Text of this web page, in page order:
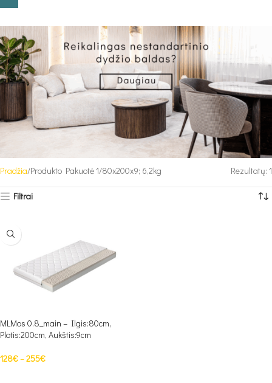
Pradžia Produkto Pakuotė 1 80x200x9; 6,2kg Rezultatų: 1
Filtrai
MLMos 0.8_main – Ilgis:80cm,
Plotis:200cm, Aukštis:9cm
128€–255€